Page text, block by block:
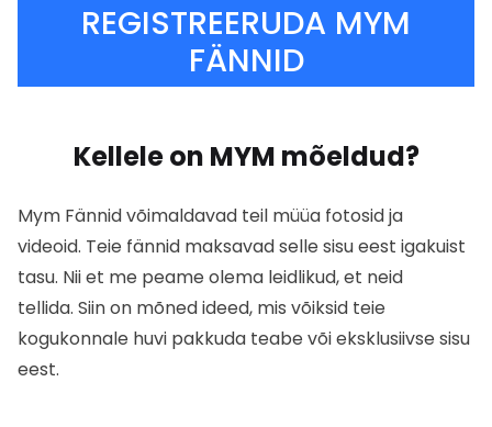
REGISTREERUDA MYM
FÄNNID
Kellele on MYM mõeldud?
Mym Fännid võimaldavad teil müüa fotosid ja
videoid. Teie fännid maksavad selle sisu eest igakuist
tasu. Nii et me peame olema leidlikud, et neid
tellida. Siin on mõned ideed, mis võiksid teie
kogukonnale huvi pakkuda teabe või eksklusiivse sisu
eest.